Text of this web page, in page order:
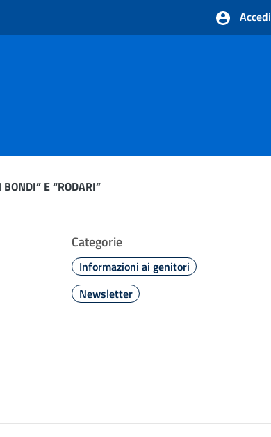
Accedi
E “RODARI”
Categorie
Informazioni ai genitori
Newsletter